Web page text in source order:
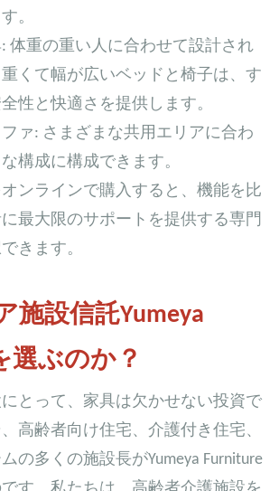
。
体重の重い人に合わせて設計され
くて幅が広いベッドと椅子は、す
性と快適さを提供します。
ァ: さまざまな共用エリアに合わ
構成に構成できます。
ンラインで購入すると、機能を比
最大限のサポートを提供する専門
きます。
施設信託Yumeya
選ぶのか？
とって、家具は欠かせない投資で
高齢者向け住宅、介護付き住宅、
の多くの施設長がYumeya Furniture